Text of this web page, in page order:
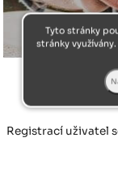
Registrací uživatel
Tyto stránky
stránky